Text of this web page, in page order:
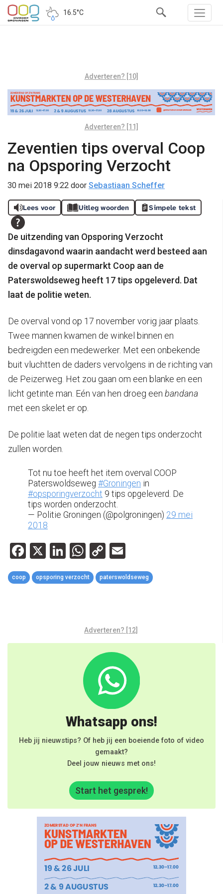
16.5°C
Adverteren? [10]
Adverteren? [11]
Zeventien tips overval Coop
na Opsporing Verzocht
30 mei 2018 9:22 door Sebastiaan Scheffer
Lees voor Uitleg woorden Simpele tekst
De uitzending van Opsporing Verzocht
dinsdagavond waarin aandacht werd besteed aan
de overval op supermarkt Coop aan de
Paterswoldseweg heeft 17 tips opgeleverd. Dat
laat de politie weten.
De overval vond op 17 november vorig jaar plaats.
Twee mannen kwamen de winkel binnen en
bedreigden een medewerker. Met een onbekende
buit vluchtten de daders vervolgens in de richting van
de Peizerweg. Het zou gaan om een blanke en een
licht getinte man. Eén van hen droeg een bandana
met een skelet er op.
De politie laat weten dat de negen tips onderzocht
zullen worden.
Tot nu toe heeft het item overval COOP
Paterswoldseweg #Groningen in
#opsporingverzocht 9 tips opgeleverd. De
tips worden onderzocht.
— Politie Groningen (@polgroningen) 29 mei
2018
Facebook
X LinkedIn
WhatsApp
Copy
Link
coop opsporing verzocht paterswoldseweg
Adverteren? [12]
Whatsapp ons!
Heb jij nieuwstips? Of heb jij een boeiende foto of video
gemaakt?
Deel jouw nieuws met ons!
Start het gesprek!